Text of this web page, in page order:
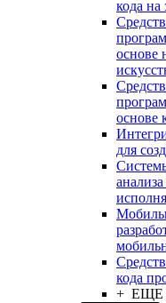
кода на
основе
основе
для
кода
+ ЕЩЕ